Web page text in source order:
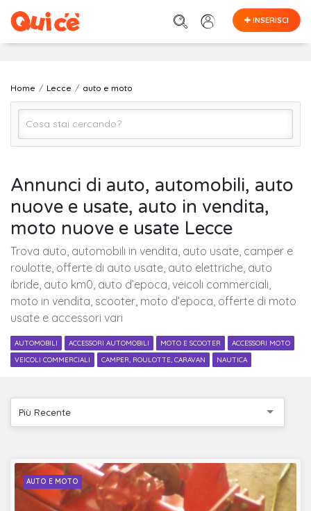
INSERISCI
Home Lecce auto e moto
Lecce
Cerca
Annunci di auto, automobili, auto
nuove e usate, auto in vendita,
moto nuove e usate Lecce
Trova auto, automobili in vendita, auto usate, camper e
roulotte, offerte di auto usate, auto elettriche, auto
ibride, auto km0, auto d’epoca, veicoli commerciali,
moto in vendita, scooter, moto d’epoca, offerte di moto
usate e accessori vari
AUTOMOBILI ACCESSORI AUTOMOBILI MOTO E SCOOTER
ACCESSORI MOTO
VEICOLI COMMERCIALI
CAMPER, ROULOTTE, CARAVAN NAUTICA
Più Recente
AUTO E MOTO